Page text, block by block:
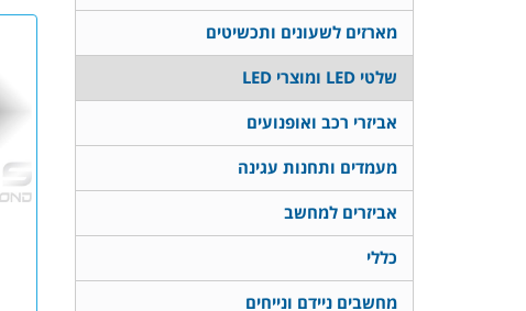
מארזים לשעונים ותכשיטים
שלטי LED ומוצרי LED
אביזרי רכב ואופנועים
מעמדים ותחנות עגינה
אביזרים למחשב
כללי
מחשבים ניידם ונייחים